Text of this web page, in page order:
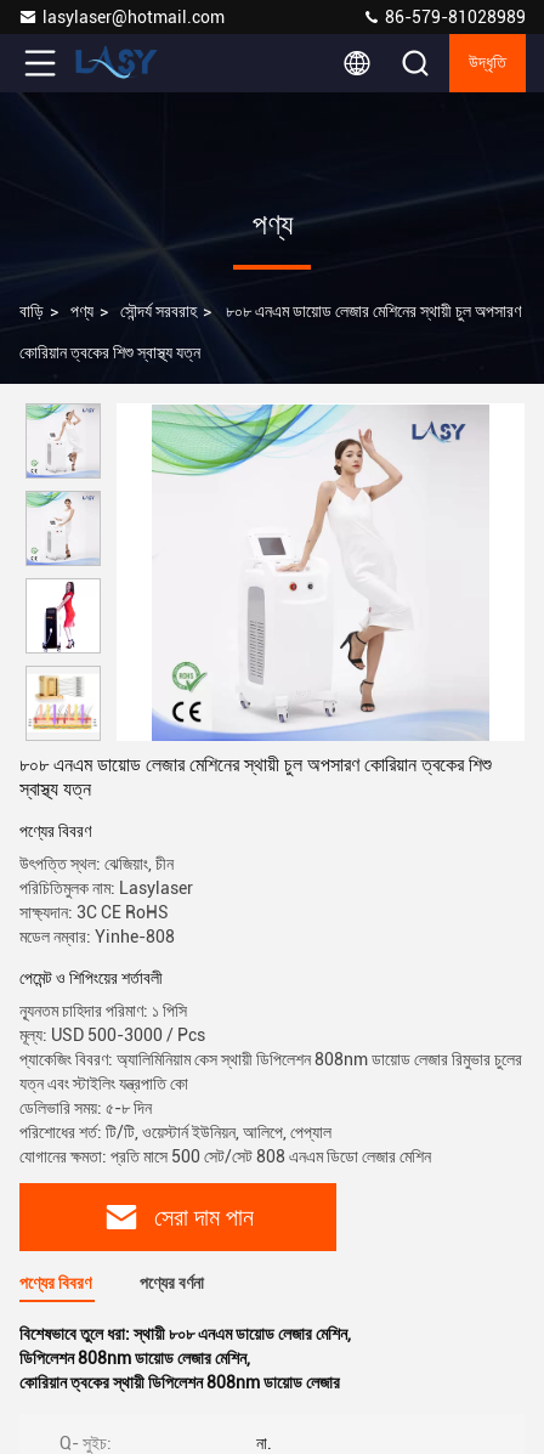
lasylaser@hotmail.com 86-579-81028989
উদ্ধৃতি
পণ্য
বাড়ি > পণ্য > সৌন্দর্য সরবরাহ > ৮০৮ এনএম ডায়োড লেজার মেশিনের স্থায়ী চুল অপসারণ
কোরিয়ান ত্বকের শিশু স্বাস্থ্য যত্ন
৮০৮ এনএম ডায়োড লেজার মেশিনের স্থায়ী চুল অপসারণ কোরিয়ান ত্বকের শিশু
স্বাস্থ্য যত্ন
পণ্যের বিবরণ
উৎপত্তি স্থল: ঝেজিয়াং, চীন
পরিচিতিমুলক নাম: Lasylaser
সাক্ষ্যদান: 3C CE RoHS
মডেল নম্বার: Yinhe-808
পেমেন্ট ও শিপিংয়ের শর্তাবলী
ন্যূনতম চাহিদার পরিমাণ: ১ পিসি
মূল্য: USD 500-3000 / Pcs
প্যাকেজিং বিবরণ: অ্যালিমিনিয়াম কেস স্থায়ী ডিপিলেশন 808nm ডায়োড লেজার রিমুভার চুলের
যত্ন এবং স্টাইলিং যন্ত্রপাতি কো
ডেলিভারি সময়: ৫-৮ দিন
পরিশোধের শর্ত: টি/টি, ওয়েস্টার্ন ইউনিয়ন, আলিপে, পেপ্যাল
যোগানের ক্ষমতা: প্রতি মাসে 500 সেট/সেট 808 এনএম ডিডো লেজার মেশিন
সেরা দাম পান
পণ্যের বিবরণ পণ্যের বর্ণনা
বিশেষভাবে তুলে ধরা:স্থায়ী ৮০৮ এনএম ডায়োড লেজার মেশিন,
ডিপিলেশন 808nm ডায়োড লেজার মেশিন,
কোরিয়ান ত্বকের স্থায়ী ডিপিলেশন 808nm ডায়োড লেজার
Q- সুইচ: না.